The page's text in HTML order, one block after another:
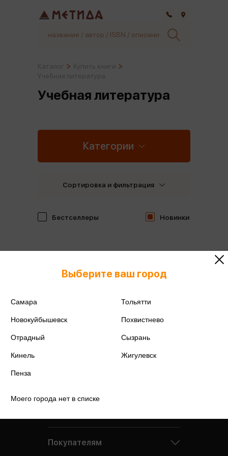
Учебная литература
Категории
Бестселлеры Новинки
Сортировка и фильтрация
Выберите ваш город
Самара Тольятти
Новокуйбышевск Похвистнево
Отрадный Сызрань
Кинель Жигулевск
Пенза
Моего города нет в списке
Покупателям